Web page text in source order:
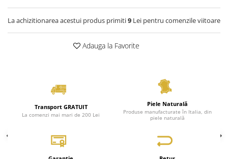
Genți Gri
Genți Maro
Genți Multicolore
Genți Taupe
La achizitionarea acestui produs primiti9 Lei pentru comenzile viitoare
Adauga la Favorite
Transport GRATUIT
La comenzi mai mari de 200 Lei
Piele Naturală
Produse manufacturate în Italia, din
piele naturală